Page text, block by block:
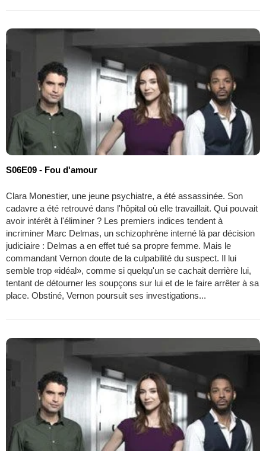
S06E09 - Fou d'amour
Clara Monestier, une jeune psychiatre, a été assassinée. Son
cadavre a été retrouvé dans l'hôpital où elle travaillait. Qui pouvait
avoir intérêt à l'éliminer ? Les premiers indices tendent à
incriminer Marc Delmas, un schizophrène interné là par décision
judiciaire : Delmas a en effet tué sa propre femme. Mais le
commandant Vernon doute de la culpabilité du suspect. Il lui
semble trop «idéal», comme si quelqu'un se cachait derrière lui,
tentant de détourner les soupçons sur lui et de le faire arrêter à sa
place. Obstiné, Vernon poursuit ses investigations...